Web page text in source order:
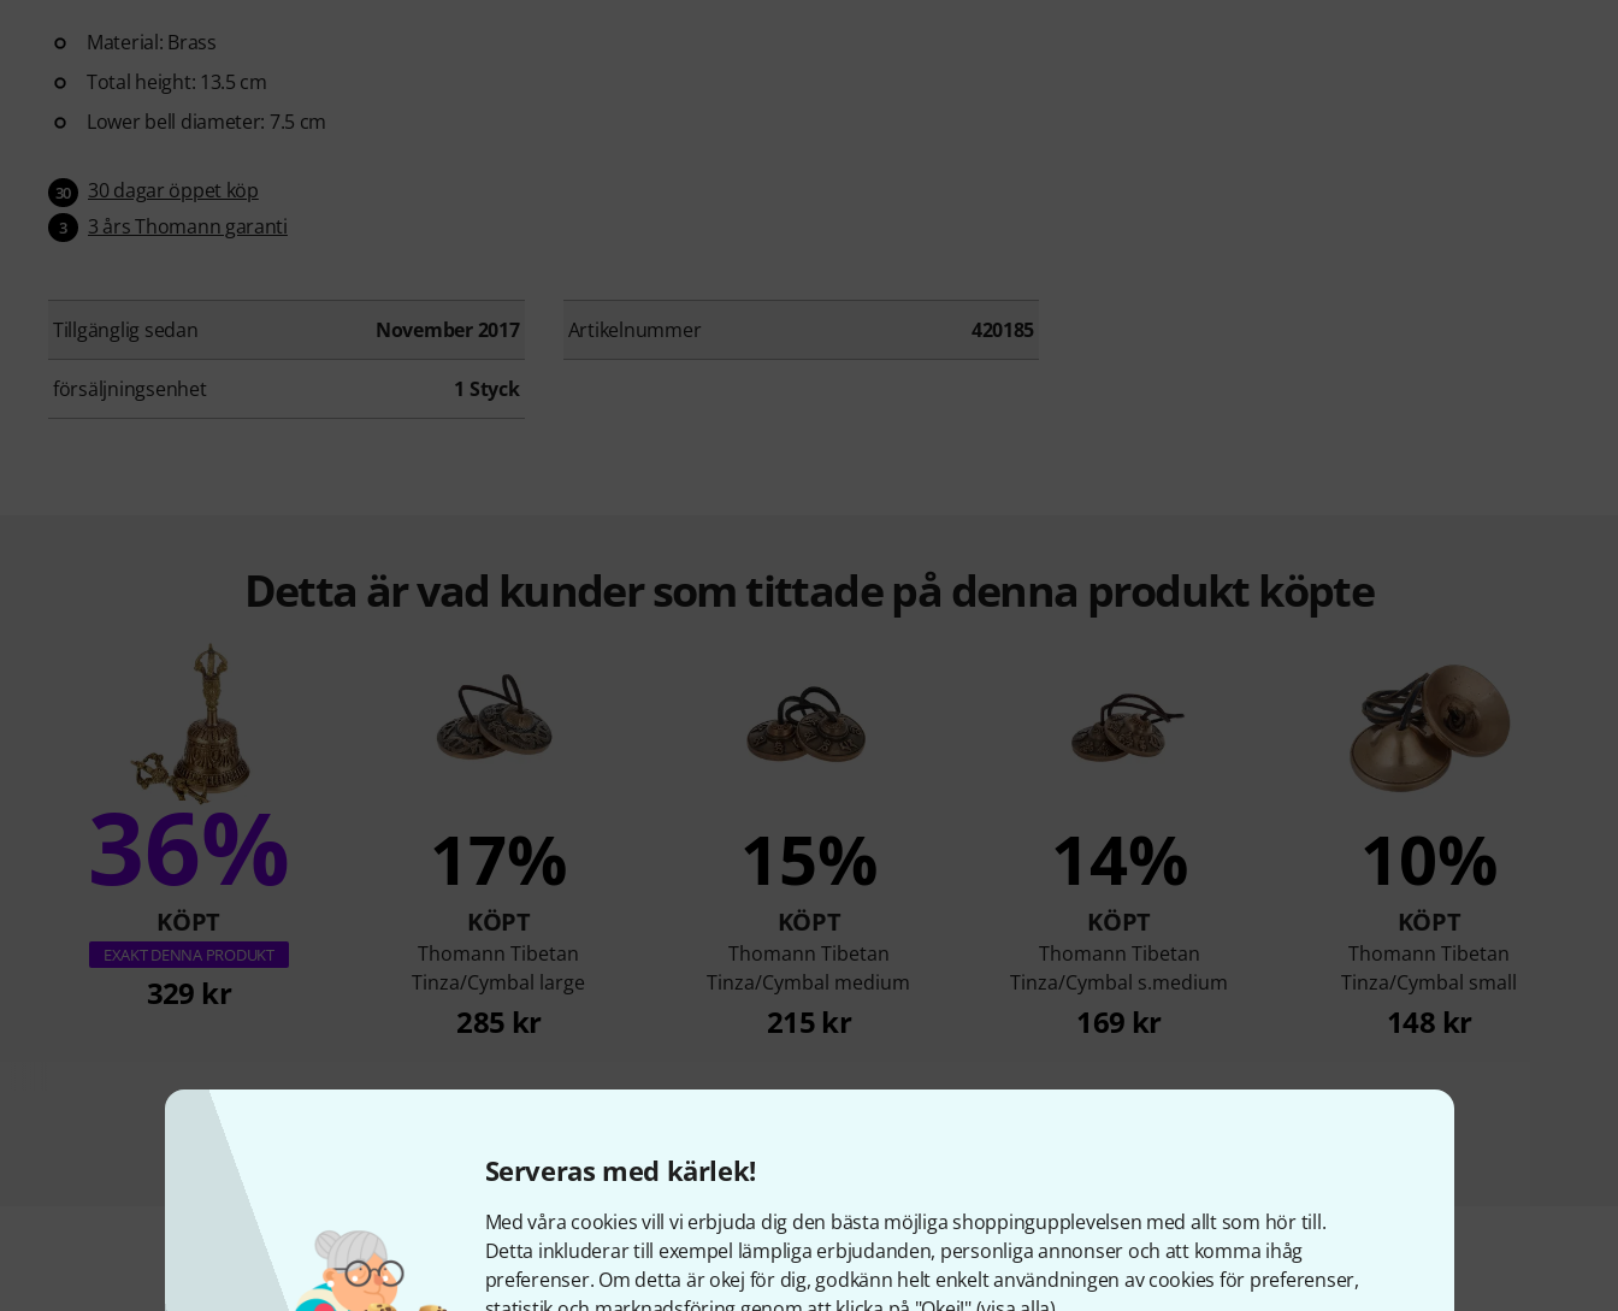
Serveras med kärlek!
Med våra cookies vill vi erbjuda dig den bästa möjliga shoppingupplevelsen med allt som hör till.
Detta inkluderar till exempel lämpliga erbjudanden, personliga annonser och att komma ihåg
preferenser. Om detta är okej för dig, godkänn helt enkelt användningen av cookies för preferenser,
Material: Brass
Total height: 13.5 cm
Lower bell diameter: 7.5 cm
30 30 dagar öppet köp
3 3 års Thomann garanti
Tillgänglig sedan November 2017 Artikelnummer 420185
försäljningsenhet 1 Styck
Detta är vad kunder som tittade på denna produkt köpte
36%
KÖPT
EXAKT DENNA PRODUKT
329 kr
17%
KÖPT
Thomann Tibetan
Tinza/Cymbal large
285 kr
15%
KÖPT
Thomann Tibetan
Tinza/Cymbal medium
215 kr
14%
KÖPT
Thomann Tibetan
Tinza/Cymbal s.medium
169 kr
10%
KÖPT
Thomann Tibetan
Tinza/Cymbal small
148 kr